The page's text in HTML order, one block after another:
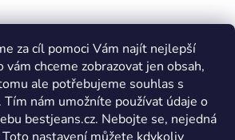
za cíl pomoci Vám najít nejlepší
vám chceme zobrazovat jen obsah,
ale potřebujeme souhlas s
Tím nám umožníte používat údaje o
bestjeans.cz. Nebojte se, nejedná